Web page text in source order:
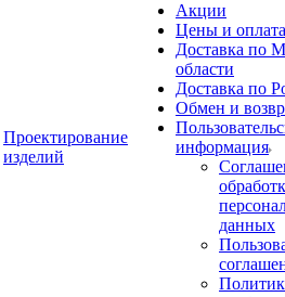
Проектирование
изделий
Акции
Цены и оплата
Доставка по
области
Доставка по
Обмен и
информация
данных